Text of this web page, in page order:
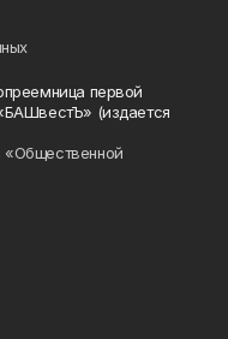
первой
(издается
«Общественной